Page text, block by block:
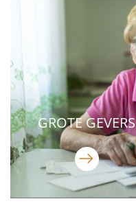
GROTE GEVERS